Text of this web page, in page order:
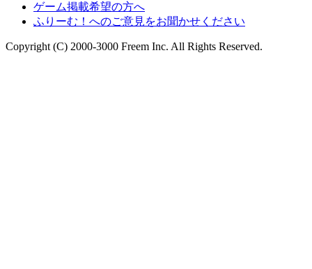
ゲーム掲載希望の方へ
ふりーむ！へのご意見をお聞かせください
Copyright (C) 2000-3000 Freem Inc. All Rights Reserved.